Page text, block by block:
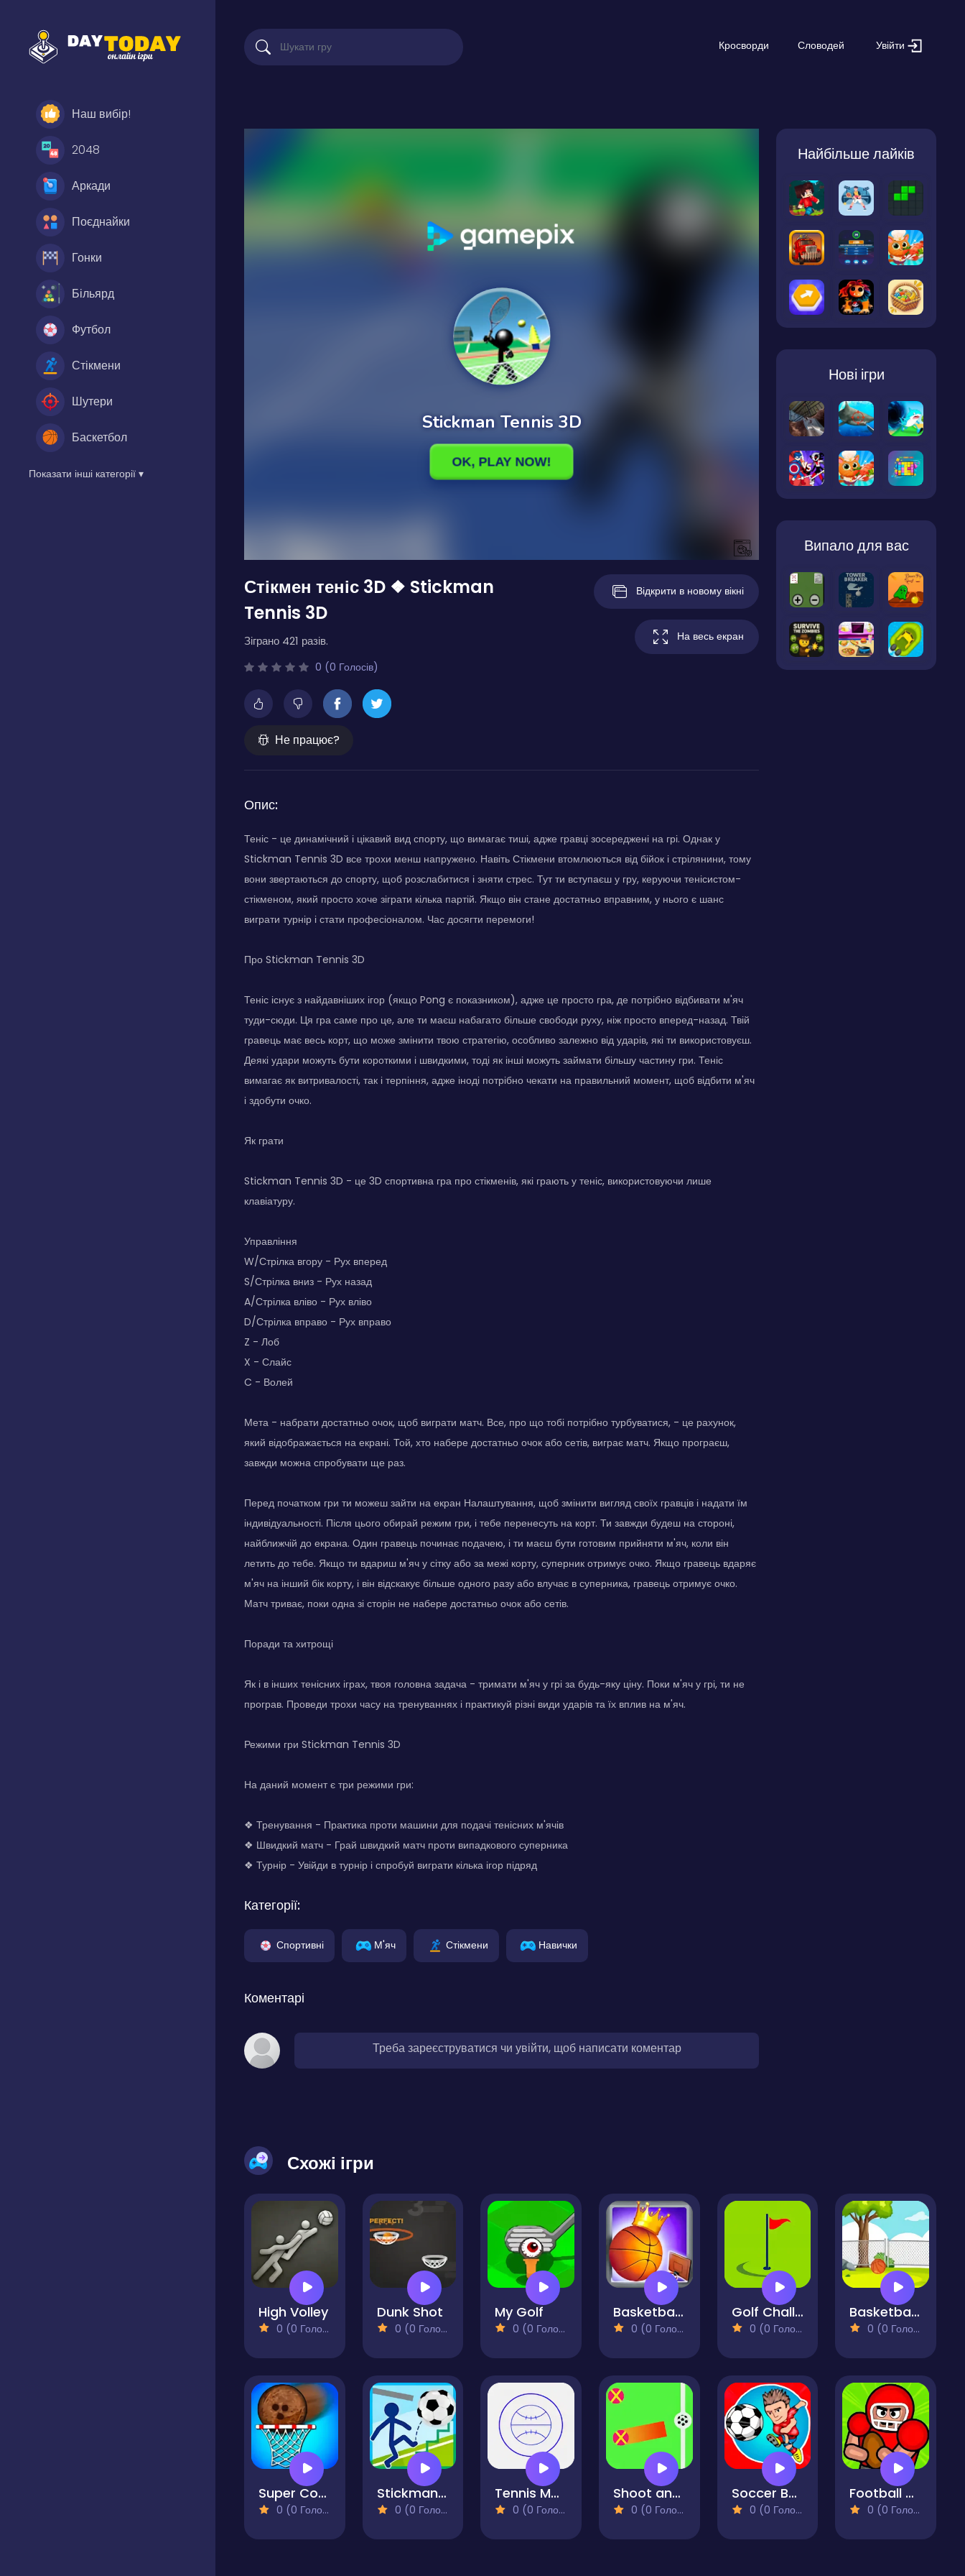
Наш вибір!
2048
Аркади
Поєднайки
Гонки
Більярд
Футбол
Стікмени
Шутери
Баскетбол
Показати інші категорії ▾
Кросворди Словодей Увійти
Стікмен теніс 3D ❖ Stickman
Tennis 3D
Зіграно 421 разів.
0 (0 Голосів)
Не працює?
Відкрити в новому вікні
На весь екран
Опис:
Теніс - це динамічний і цікавий вид спорту, що вимагає тиші, адже гравці зосереджені на грі. Однак у
Stickman Tennis 3D все трохи менш напружено. Навіть Стікмени втомлюються від бійок і стрілянини, тому
вони звертаються до спорту, щоб розслабитися і зняти стрес. Тут ти вступаєш у гру, керуючи тенісистом-
стікменом, який просто хоче зіграти кілька партій. Якщо він стане достатньо вправним, у нього є шанс
виграти турнір і стати професіоналом. Час досягти перемоги!
Про Stickman Tennis 3D
Теніс існує з найдавніших ігор (якщо Pong є показником), адже це просто гра, де потрібно відбивати м'яч
туди-сюди. Ця гра саме про це, але ти маєш набагато більше свободи руху, ніж просто вперед-назад. Твій
гравець має весь корт, що може змінити твою стратегію, особливо залежно від ударів, які ти використовуєш.
Деякі удари можуть бути короткими і швидкими, тоді як інші можуть займати більшу частину гри. Теніс
вимагає як витривалості, так і терпіння, адже іноді потрібно чекати на правильний момент, щоб відбити м'яч
і здобути очко.
Як грати
Stickman Tennis 3D - це 3D спортивна гра про стікменів, які грають у теніс, використовуючи лише
клавіатуру.
Управління
W/Стрілка вгору - Рух вперед
S/Стрілка вниз - Рух назад
A/Стрілка вліво - Рух вліво
D/Стрілка вправо - Рух вправо
Z - Лоб
X - Слайс
C - Волей
Мета - набрати достатньо очок, щоб виграти матч. Все, про що тобі потрібно турбуватися, - це рахунок,
який відображається на екрані. Той, хто набере достатньо очок або сетів, виграє матч. Якщо програєш,
завжди можна спробувати ще раз.
Перед початком гри ти можеш зайти на екран Налаштування, щоб змінити вигляд своїх гравців і надати їм
індивідуальності. Після цього обирай режим гри, і тебе перенесуть на корт. Ти завжди будеш на стороні,
найближчій до екрана. Один гравець починає подачею, і ти маєш бути готовим прийняти м'яч, коли він
летить до тебе. Якщо ти вдариш м'яч у сітку або за межі корту, суперник отримує очко. Якщо гравець вдаряє
м'яч на інший бік корту, і він відскакує більше одного разу або влучає в суперника, гравець отримує очко.
Матч триває, поки одна зі сторін не набере достатньо очок або сетів.
Поради та хитрощі
Як і в інших тенісних іграх, твоя головна задача - тримати м'яч у грі за будь-яку ціну. Поки м'яч у грі, ти не
програв. Проведи трохи часу на тренуваннях і практикуй різні види ударів та їх вплив на м'яч.
Режими гри Stickman Tennis 3D
На даний момент є три режими гри:
❖ Тренування - Практика проти машини для подачі тенісних м'ячів
❖ Швидкий матч - Грай швидкий матч проти випадкового суперника
❖ Турнір - Увійди в турнір і спробуй виграти кілька ігор підряд
Категорії:
Спортивні М'яч Стікмени Навички
Коментарі
Треба зареєструватися чи увійти, щоб написати коментар
Найбільше лайків
Нові ігри
Випало для вас
Схожі ігри
High Volley
0 (0 Голосів)
Dunk Shot
0 (0 Голосів)
My Golf
0 (0 Голосів)
Basketball Kings 2022
0 (0 Голосів)
Golf Challenge
0 (0 Голосів)
Basketball Challenge Online Game
0 (0 Голосів)
Super Coconut Basket
0 (0 Голосів)
Stickman Football
0 (0 Голосів)
Tennis Mania
0 (0 Голосів)
Shoot and Goal - REMASTERED
0 (0 Голосів)
Soccer Basketball
0 (0 Голосів)
Football Crash
0 (0 Голосів)